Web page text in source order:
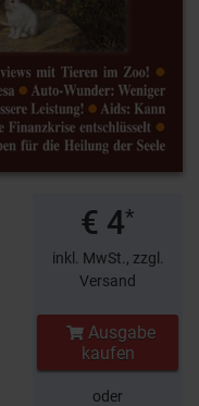
€ 4*
inkl. MwSt., zzgl.
Versand
Ausgabe
kaufen
oder